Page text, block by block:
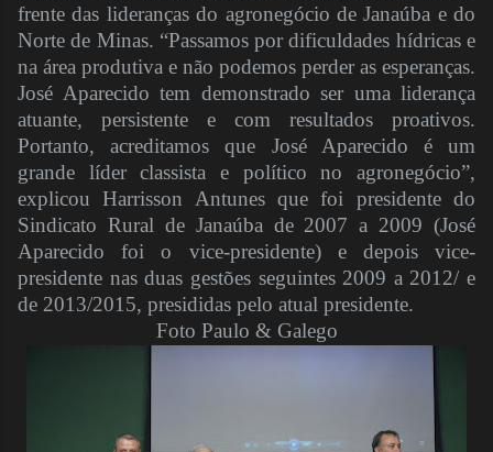
frente das lideranças do agronegócio de Janaúba e do
Norte de Minas. “Passamos por dificuldades hídricas e
na área produtiva e não podemos perder as esperanças.
José Aparecido tem demonstrado ser uma liderança
atuante, persistente e com resultados proativos.
Portanto, acreditamos que José Aparecido é um
grande líder classista e político no agronegócio”,
explicou Harrisson Antunes que foi presidente do
Sindicato Rural de Janaúba de 2007 a 2009 (José
Aparecido foi o vice-presidente) e depois vice-
presidente nas duas gestões seguintes 2009 a 2012/ e
de 2013/2015, presididas pelo atual presidente.
Foto Paulo & Galego